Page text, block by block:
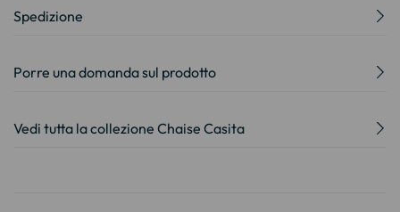
Spedizione
Porre una domanda sul prodotto
Vedi tutta la collezione Chaise Casita